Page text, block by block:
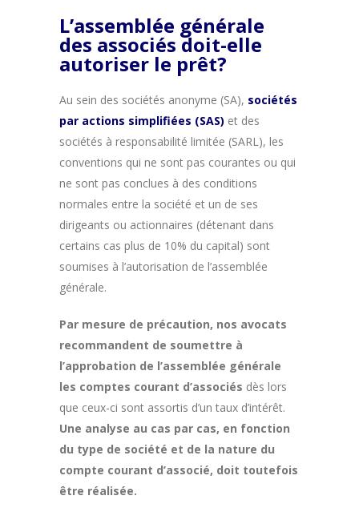
L’assemblée générale
des associés doit-elle
autoriser le prêt?
Au sein des sociétés anonyme (SA), sociétés
par actions simplifiées (SAS) et des
sociétés à responsabilité limitée (SARL), les
conventions qui ne sont pas courantes ou qui
ne sont pas conclues à des conditions
normales entre la société et un de ses
dirigeants ou actionnaires (détenant dans
certains cas plus de 10% du capital) sont
soumises à l’autorisation de l’assemblée
générale.
Par mesure de précaution, nos avocats
recommandent de soumettre à
l’approbation de l’assemblée générale
les comptes courant d’associés dès lors
que ceux-ci sont assortis d’un taux d’intérêt.
Une analyse au cas par cas, en fonction
du type de société et de la nature du
compte courant d’associé, doit toutefois
être réalisée.